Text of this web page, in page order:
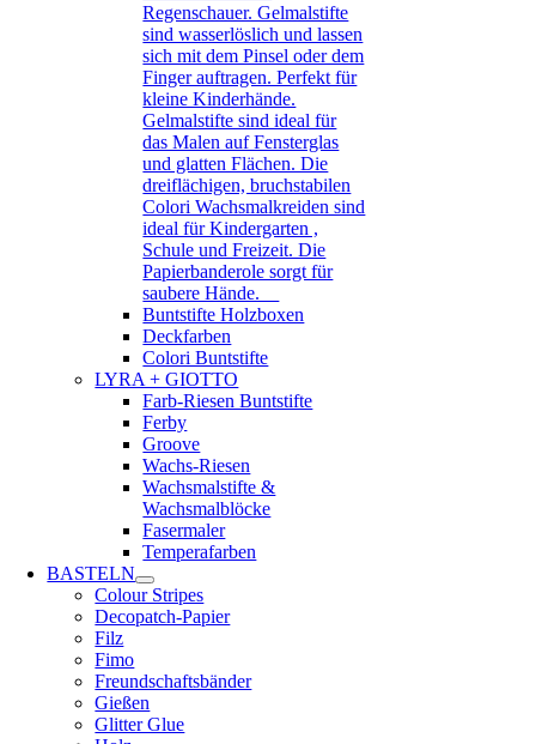
Regenschauer. Gelmalstifte
sind wasserlöslich und lassen
sich mit dem Pinsel oder dem
Finger auftragen. Perfekt für
kleine Kinderhände.
Gelmalstifte sind ideal für
das Malen auf Fensterglas
und glatten Flächen. Die
dreiflächigen, bruchstabilen
Colori Wachsmalkreiden sind
ideal für Kindergarten ,
Schule und Freizeit. Die
Papierbanderole sorgt für
saubere Hände.
Buntstifte Holzboxen
Deckfarben
Colori Buntstifte
LYRA + GIOTTO
Farb-Riesen Buntstifte
Ferby
Groove
Wachs-Riesen
Wachsmalstifte &
Wachsmalblöcke
Fasermaler
Temperafarben
BASTELN
Colour Stripes
Decopatch-Papier
Filz
Fimo
Freundschaftsbänder
Gießen
Glitter Glue